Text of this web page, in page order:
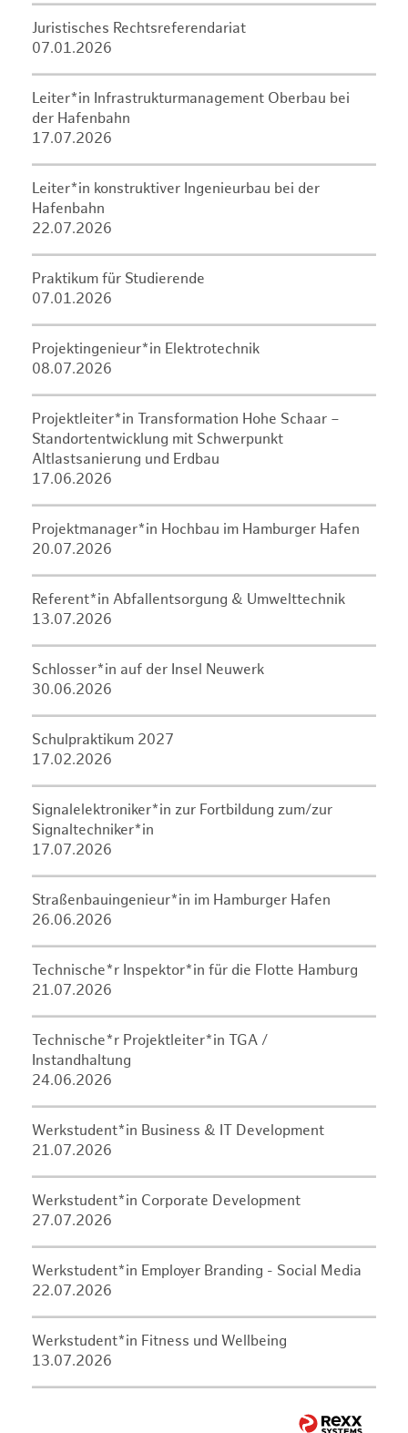
Juristisches Rechtsreferendariat
07.01.2026
Leiter*in Infrastrukturmanagement Oberbau bei
der Hafenbahn
17.07.2026
Leiter*in konstruktiver Ingenieurbau bei der
Hafenbahn
22.07.2026
Praktikum für Studierende
07.01.2026
Projektingenieur*in Elektrotechnik
08.07.2026
Projektleiter*in Transformation Hohe Schaar –
Standortentwicklung mit Schwerpunkt
Altlastsanierung und Erdbau
17.06.2026
Projektmanager*in Hochbau im Hamburger Hafen
20.07.2026
Referent*in Abfallentsorgung & Umwelttechnik
13.07.2026
Schlosser*in auf der Insel Neuwerk
30.06.2026
Schulpraktikum 2027
17.02.2026
Signalelektroniker*in zur Fortbildung zum/zur
Signaltechniker*in
17.07.2026
Straßenbauingenieur*in im Hamburger Hafen
26.06.2026
Technische*r Inspektor*in für die Flotte Hamburg
21.07.2026
Technische*r Projektleiter*in TGA /
Instandhaltung
24.06.2026
Werkstudent*in Business & IT Development
21.07.2026
Werkstudent*in Corporate Development
27.07.2026
Werkstudent*in Employer Branding - Social Media
22.07.2026
Werkstudent*in Fitness und Wellbeing
13.07.2026